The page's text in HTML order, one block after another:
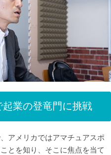
業の登竜門に挑戦
アメリカではアマチュアスポ
とを知り、そこに焦点を当て